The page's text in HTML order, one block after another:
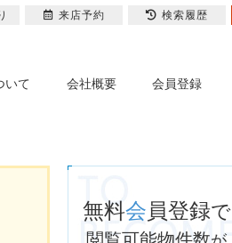
いて 会社概要 会員登録
無料会員登録で
来店予約 検索履歴